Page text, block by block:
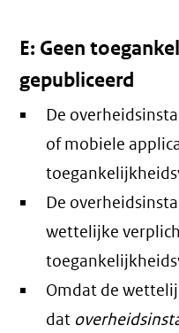
E: Geen
gepubliceerd
De
of mobiele
De
wettelijke
Omdat de
dat